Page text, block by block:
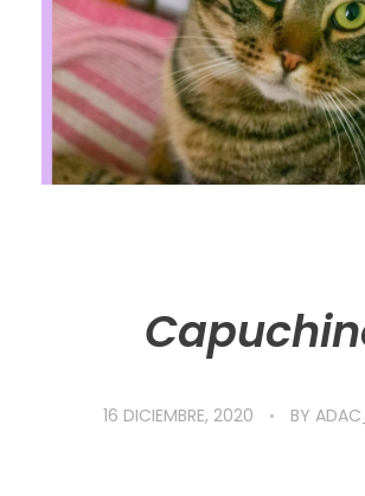
16 DICIEMBRE, 2020 BY